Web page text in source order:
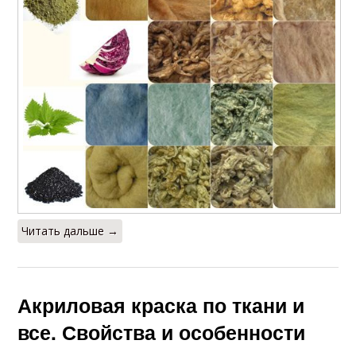
Читать дальше →
Акриловая краска по ткани и
все. Свойства и особенности